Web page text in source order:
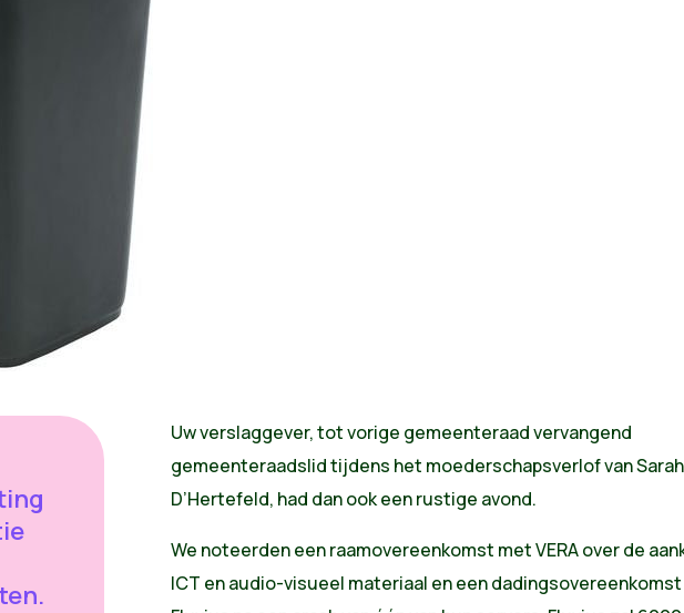
Uw verslaggever, tot vorige gemeenteraad vervangend
gemeenteraadslid tijdens het moederschapsverlof van Sarah
D’Hertefeld, had dan ook een rustige avond.
We noteerden een raamovereenkomst met VERA over de
ICT en audio-visueel materiaal en een